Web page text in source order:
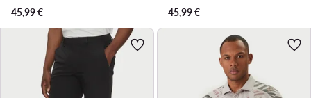
45,99€
45,99€